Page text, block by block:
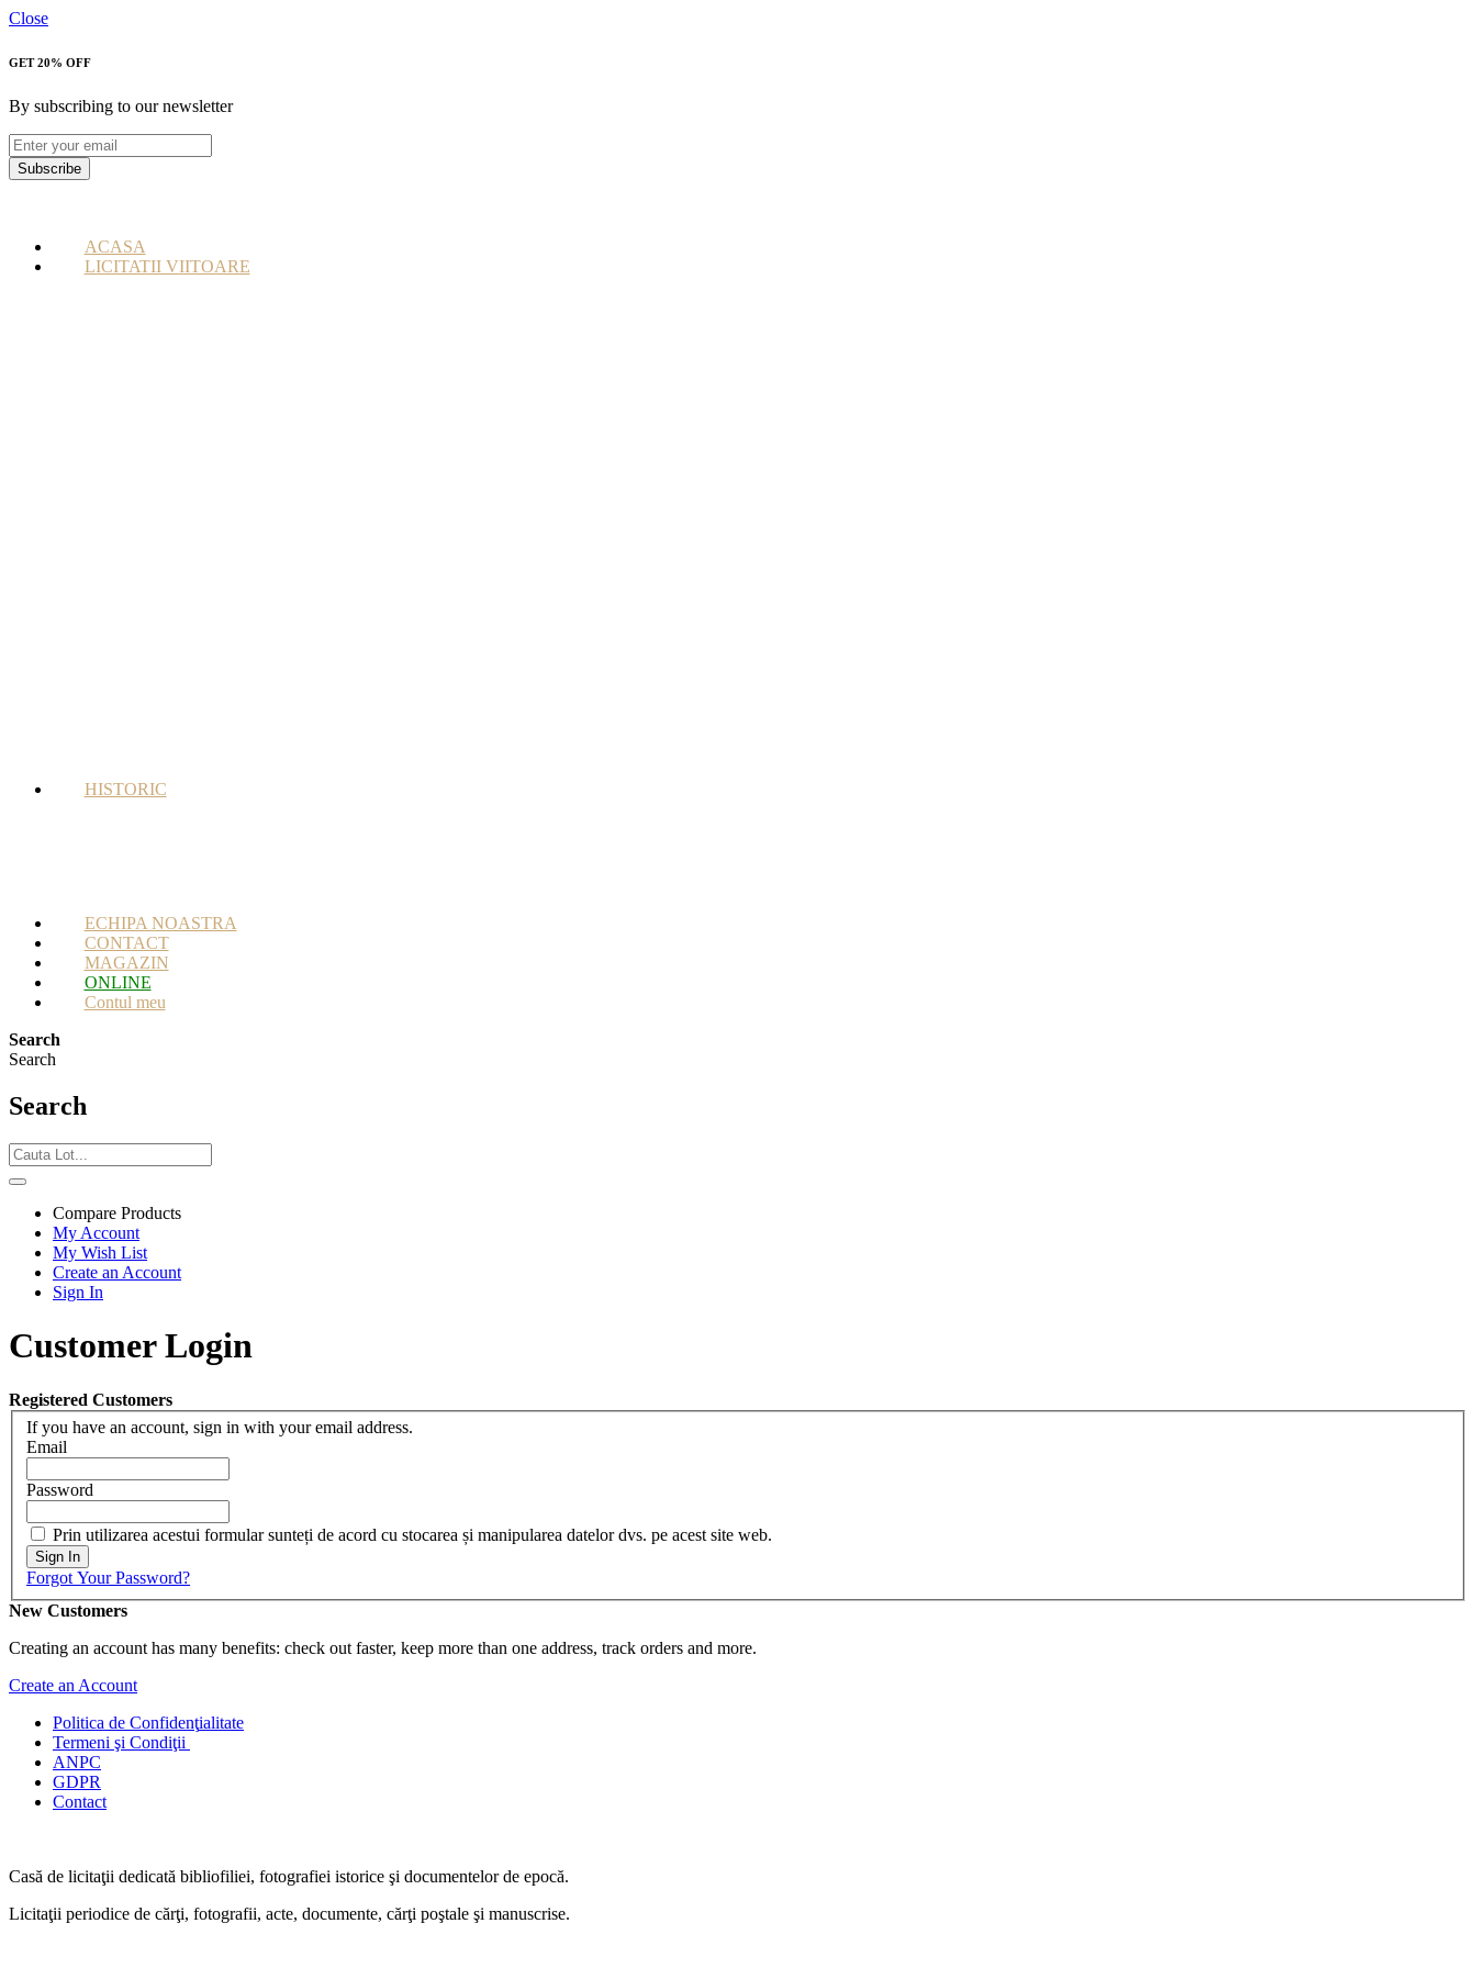
Close
GET 20% OFF
By subscribing to our newsletter
Subscribe
ACASA
LICITATII VIITOARE
HISTORIC
ECHIPA NOASTRA
CONTACT
MAGAZIN
ONLINE
Contul meu
Search
Search
Search
Compare Products
My Account
My Wish List
Create an Account
Sign In
Customer Login
Registered Customers
If you have an account, sign in with your email address.
Email
Password
Prin utilizarea acestui formular sunteți de acord cu stocarea și manipularea datelor dvs. pe acest site web.
Sign In
Forgot Your Password?
New Customers
Creating an account has many benefits: check out faster, keep more than one address, track orders and more.
Create an Account
Politica de Confidenţialitate
Termeni şi Condiţii
ANPC
GDPR
Contact
Casă de licitaţii dedicată bibliofiliei, fotografiei istorice şi documentelor de epocă.
Licitaţii periodice de cărţi, fotografii, acte, documente, cărţi poştale şi manuscrise.